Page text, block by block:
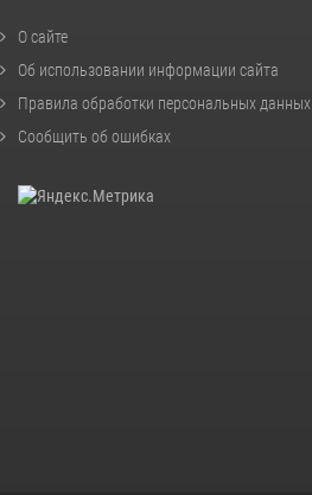
О сайте
Об использовании информации сайта
Правила обработки персональных данных
Сообщить об ошибках